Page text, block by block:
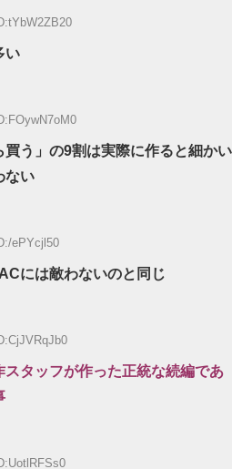
い
買う」の9割は実際に作ると細かい
ない
ePYcjl50
には敵わないのと同じ
タッフが作った正統な続編であ